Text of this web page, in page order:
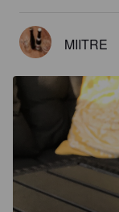
MIITRE